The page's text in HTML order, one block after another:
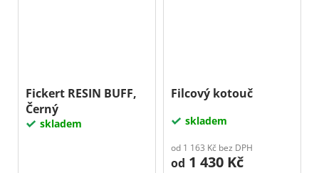
Fickert RESIN BUFF,
Černý
skladem
Filcový kotouč
skladem
od 1 163 Kč bez DPH
od 1 430 Kč